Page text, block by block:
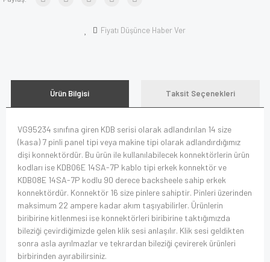
Fiyatı Düşünce Haber Ver
Ürün Bilgisi Taksit Seçenekleri
VG95234 sınıfına giren KDB serisi olarak adlandırılan 14 size
(kasa) 7 pinli panel tipi veya makine tipi olarak adlandırdığımız
dişi konnektördür. Bu ürün ile kullanılabilecek konnektörlerin ürün
kodları ise KDB06E 14SA-7P kablo tipi erkek konnektör ve
KDB08E 14SA-7P kodlu 90 derece backsheele sahip erkek
konnektördür. Konnektör 16 size pinlere sahiptir. Pinleri üzerinden
maksimum 22 ampere kadar akım taşıyabilirler. Ürünlerin
biribirine kitlenmesi ise konnektörleri biribirine taktığımızda
bileziği çevirdiğimizde gelen klik sesi anlaşılır. Klik sesi geldikten
sonra asla ayrılmazlar ve tekrardan bileziği çevirerek ürünleri
birbirinden ayırabilirsiniz.